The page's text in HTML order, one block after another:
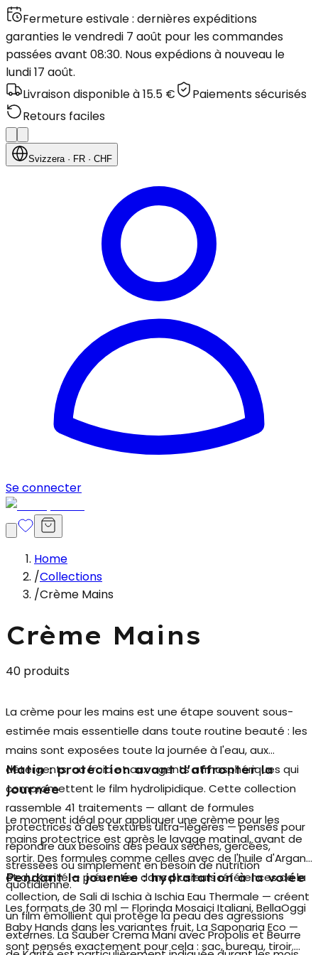
Fermeture estivale : dernières expéditions
garanties le vendredi 7 août pour les commandes
passées avant 08:30. Nous expédions à nouveau le
lundi 17 août.
Livraison disponible à 15.5 €
Paiements sécurisés
Retours faciles
Svizzera· FR · CHF
Se connecter
Home
/Collections
/Crème Mains
Crème Mains
40 produits
La crème pour les mains est une étape souvent sous-
estimée mais essentielle dans toute routine beauté : les
mains sont exposées toute la journée à l'eau, aux
détergents, au froid et aux agents atmosphériques qui
compromettent le film hydrolipidique. Cette collection
rassemble 41 traitements — allant de formules
protectrices à des textures ultra-légères — pensés pour
répondre aux besoins des peaux sèches, gercées,
stressées ou simplement en besoin de nutrition
quotidienne.
Matin : protection avant d'affronter la
journée
Le moment idéal pour appliquer une crème pour les
mains protectrice est après le lavage matinal, avant de
sortir. Des formules comme celles avec de l'huile d'Argan
et du Karité — présentes dans plusieurs références de la
collection, de Sali di Ischia à Ischia Eau Thermale — créent
un film émollient qui protège la peau des agressions
externes. La Sauber Crema Mani avec Propolis et Beurre
Pendant la journée : hydratation à la volée
Les formats de 30 ml — Florinda Mosaici Italiani, BellaOggi
Baby Hands dans les variantes fruit, La Saponaria Eco —
sont pensés exactement pour cela : sac, bureau, tiroir.